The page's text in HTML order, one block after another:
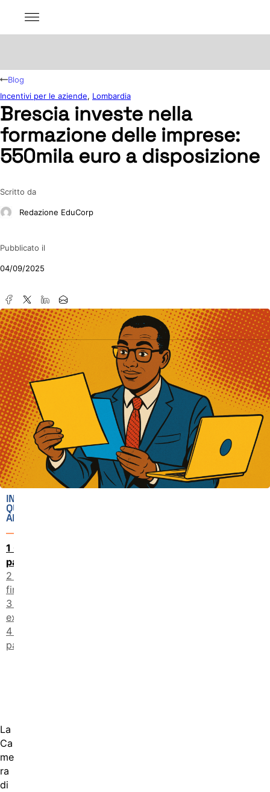
Brescia investe nella
formazione delle imprese:
550mila euro a disposizione
Scritto da
Redazione EduCorp
Pubblicato il
04/09/2025
Blog
Incentivi per le aziende, Lombardia
IN
QUESTO
ARTICOLO
Chi può
partecipare
finanzia
extra
partecipare
La
Ca
me
ra
di